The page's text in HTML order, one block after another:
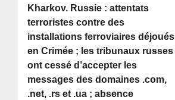
Kharkov. Russie : attentats
terroristes contre des
installations ferroviaires déjoués
en Crimée ; les tribunaux russes
ont cessé d’accepter les
messages des domaines .com,
.net, .rs et .ua ; absence